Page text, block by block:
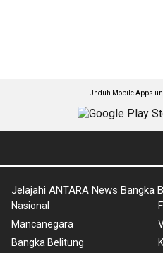
Unduh Mobile Apps
Jelajahi ANTARA News Bangka
Nasional
Mancanegara
Bangka Belitung